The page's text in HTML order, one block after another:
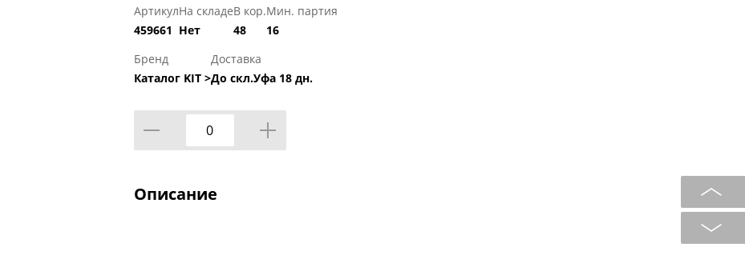
Артикул
459661
На складе
Нет
В кор.
48
Мин. партия
16
Бренд
Каталог KIT >
Доставка
До скл.Уфа 18 дн.
Описание